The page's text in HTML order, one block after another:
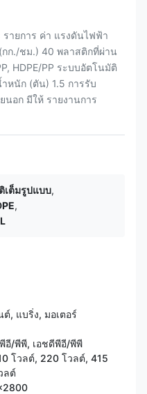
ายการ ค่า แรงดันไฟฟ้า
ก./ชม.) 40 พลาสติกที่ผ่าน
HDPE/PP ระบบอัตโนมัติ
หนัก (ตัน) 1.5 การรับ
นอก มีให้ รายงานการ
เต็มรูปแบบ,
,
ต์, แบริ่ง, มอเตอร์
อี/พีพี, เอชดีพีอี/พีพี
โวลต์, 220 โวลต์, 415
ลต์